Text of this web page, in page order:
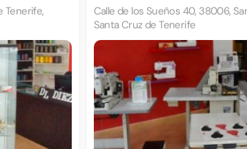
Tenerife,
Calle de los Sueños 40, 38006,
Santa Cruz de Tenerife